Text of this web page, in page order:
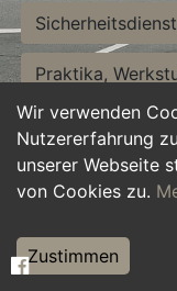
Wir verwenden
Nutzererfahrung
unserer Webseite
von Cookies zu.
Zustimmen
Praktika,
Personalwesen
Hilfskräfte,
Weiterbildung,